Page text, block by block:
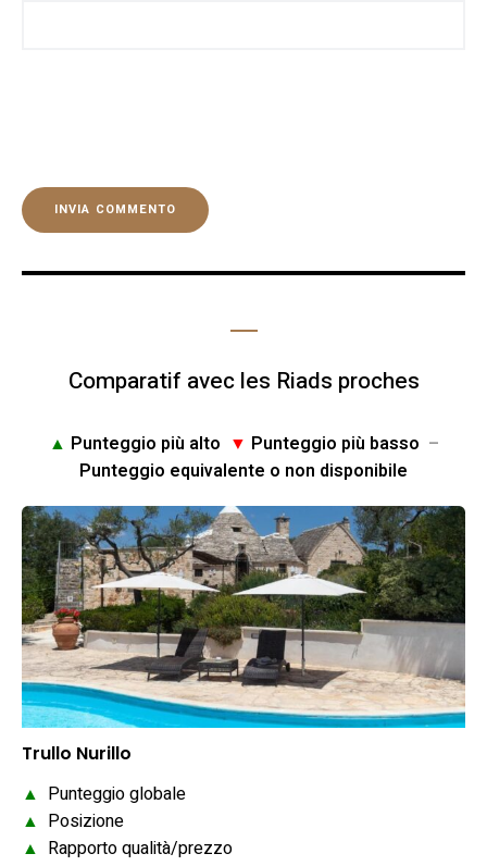
Comparatif avec les Riads proches
▲ Punteggio più alto ▼ Punteggio più basso –
Punteggio equivalente o non disponibile
Trullo Nurillo
▲ Punteggio globale
▲ Posizione
▲ Rapporto qualità/prezzo